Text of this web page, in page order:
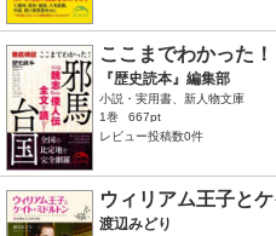
ここまでわかった
『歴史読本』編集部
小説・実用書、新人物文庫
1巻
667pt
レビュー投稿数0件
ウィリアム王子と
渡辺みどり